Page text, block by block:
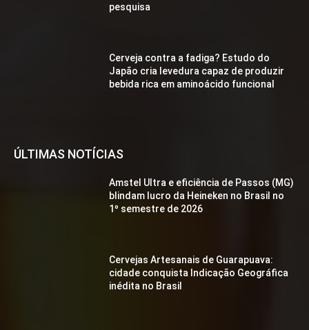
pesquisa
Cerveja contra a fadiga? Estudo do
Japão cria levedura capaz de produzir
bebida rica em aminoácido funcional
ÚLTIMAS NOTÍCIAS
Amstel Ultra e eficiência de Passos (MG)
blindam lucro da Heineken no Brasil no
1º semestre de 2026
Cervejas Artesanais de Guarapuava:
cidade conquista Indicação Geográfica
inédita no Brasil